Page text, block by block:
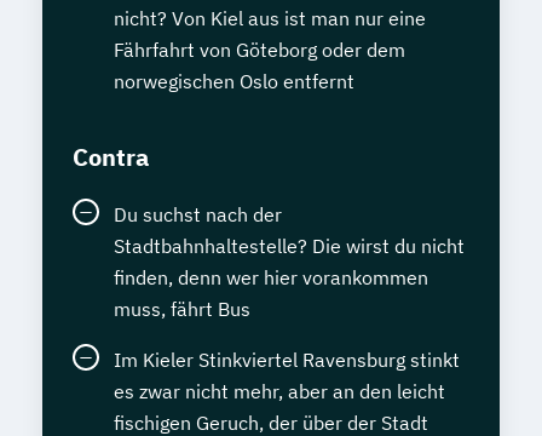
nicht? Von Kiel aus ist man nur eine
Fährfahrt von Göteborg oder dem
norwegischen Oslo entfernt
Contra
Du suchst nach der
Stadtbahnhaltestelle? Die wirst du nicht
finden, denn wer hier vorankommen
muss, fährt Bus
Im Kieler Stinkviertel Ravensburg stinkt
es zwar nicht mehr, aber an den leicht
fischigen Geruch, der über der Stadt